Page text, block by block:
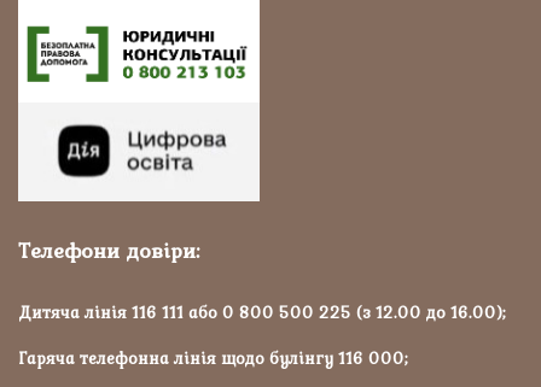
Телефони довіри:
Дитяча лінія 116 111 або 0 800 500 225 (з 12.00 до 16.00);
Гаряча телефонна лінія щодо булінгу 116 000;